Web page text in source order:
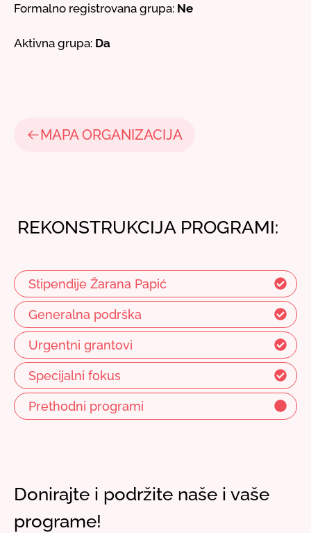
Formalno registrovana grupa: Ne
Aktivna grupa: Da
MAPA ORGANIZACIJA
REKONSTRUKCIJA PROGRAMI:
Stipendije Žarana Papić
Generalna podrška
Urgentni grantovi
Specijalni fokus
Prethodni programi
Donirajte i podržite naše i vaše
programe!